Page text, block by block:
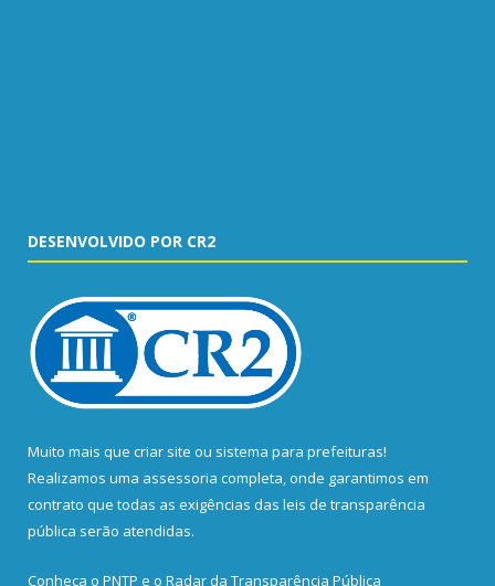
DESENVOLVIDO POR CR2
Muito mais que criar site ou sistema para prefeituras!
Realizamos uma assessoria completa, onde garantimos em
contrato que todas as exigências das leis de transparência
pública serão atendidas.
Conheça o PNTP e o Radar da Transparência Pública